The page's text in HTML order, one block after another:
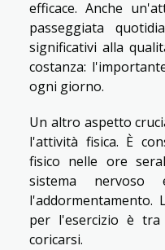
efficace. Anche
passeggiata
significativi alla
costanza:
ogni giorno.
Un altro aspetto
l'attività fisica. È
fisico nelle ore
sistema
l'addormentamento.
per l'esercizio è
coricarsi.